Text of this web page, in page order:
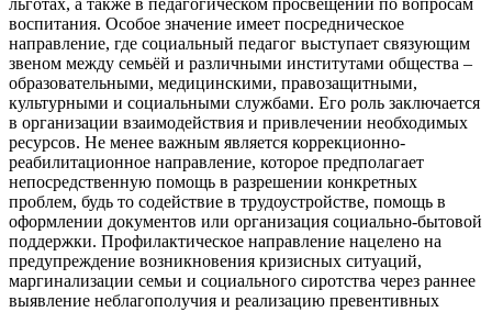
льготах, а также в педагогическом просвещении по вопросам
воспитания. Особое значение имеет посредническое
направление, где социальный педагог выступает связующим
звеном между семьёй и различными институтами общества –
образовательными, медицинскими, правозащитными,
культурными и социальными службами. Его роль заключается
в организации взаимодействия и привлечении необходимых
ресурсов. Не менее важным является коррекционно-
реабилитационное направление, которое предполагает
непосредственную помощь в разрешении конкретных
проблем, будь то содействие в трудоустройстве, помощь в
оформлении документов или организация социально-бытовой
поддержки. Профилактическое направление нацелено на
предупреждение возникновения кризисных ситуаций,
маргинализации семьи и социального сиротства через раннее
выявление неблагополучия и реализацию превентивных